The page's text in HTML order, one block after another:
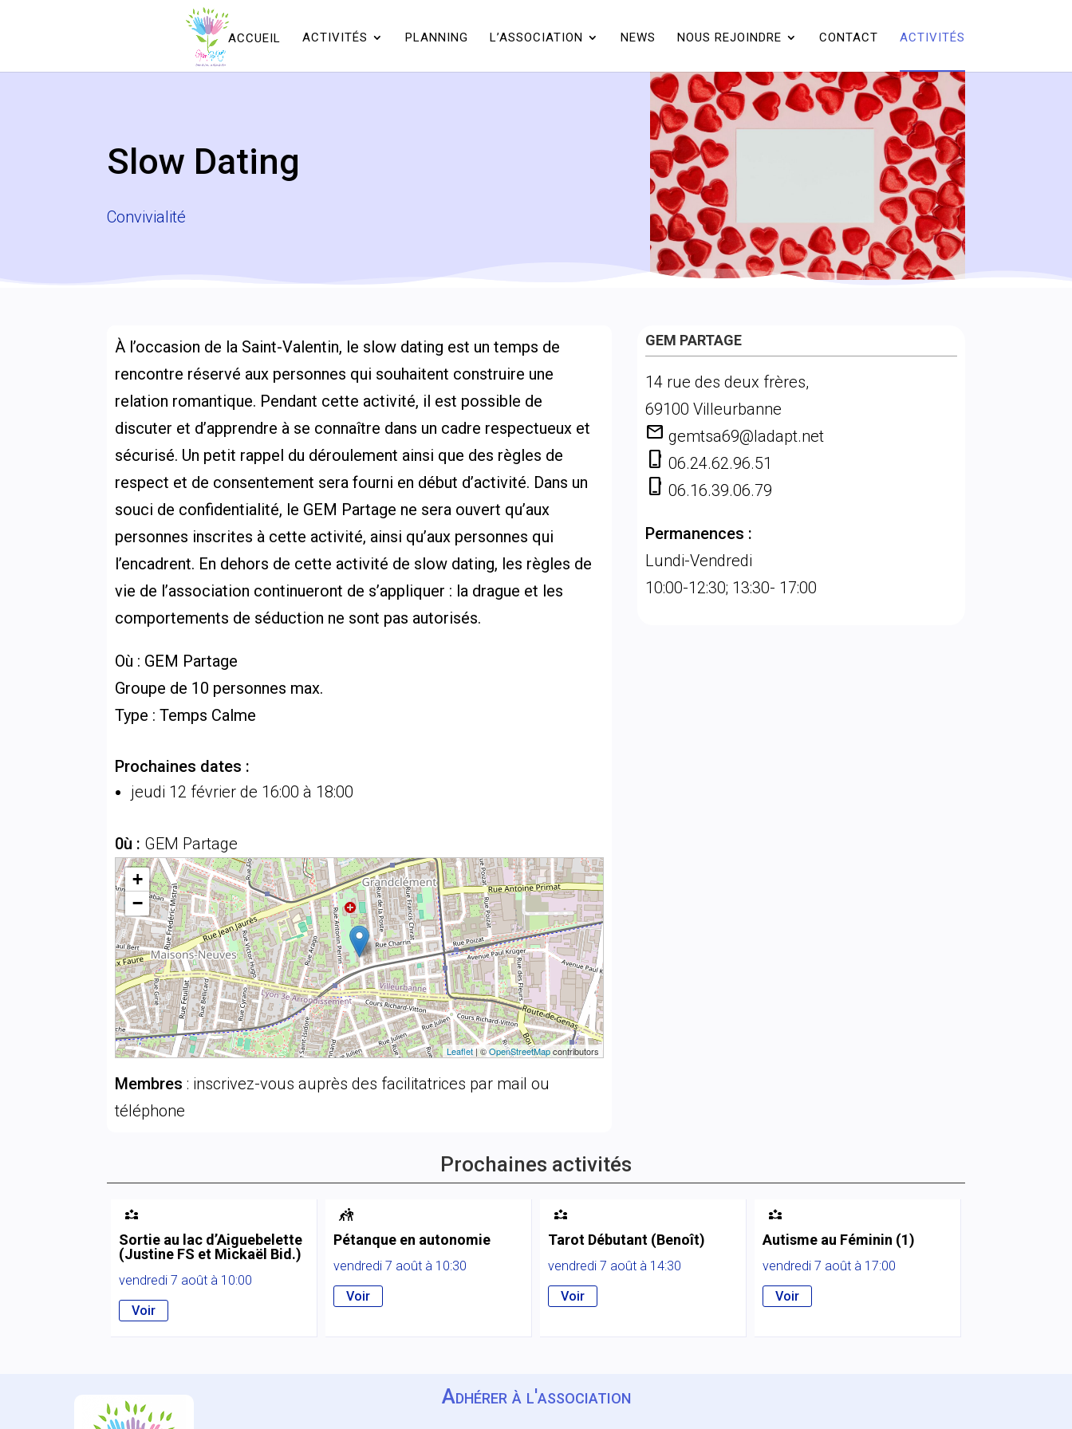
ACCUEIL ACTIVITÉS PLANNING L’ASSOCIATION NEWS NOUS REJOINDRE CONTACT ACTIVITÉS
Slow Dating
Convivialité
À l’occasion de la Saint-Valentin, le slow dating est un temps de
rencontre réservé aux personnes qui souhaitent construire une
relation romantique. Pendant cette activité, il est possible de
discuter et d’apprendre à se connaître dans un cadre respectueux et
sécurisé. Un petit rappel du déroulement ainsi que des règles de
respect et de consentement sera fourni en début d’activité. Dans un
souci de confidentialité, le GEM Partage ne sera ouvert qu’aux
personnes inscrites à cette activité, ainsi qu’aux personnes qui
l’encadrent. En dehors de cette activité de slow dating, les règles de
vie de l’association continueront de s’appliquer : la drague et les
comportements de séduction ne sont pas autorisés.
Où : GEM Partage
Groupe de 10 personnes max.
Type : Temps Calme
Prochaines dates :
jeudi 12 février de 16:00 à 18:00
0ù : GEM Partage
+
−
Leaflet| ©OpenStreetMapcontributors
Membres : inscrivez-vous auprès des facilitatrices par mail ou
téléphone
GEM PARTAGE
14 rue des deux frères,
69100 Villeurbanne
mail gemtsa69@ladapt.net
phone_iphone 06.24.62.96.51
phone_iphone 06.16.39.06.79
Permanences :
Lundi-Vendredi
10:00-12:30; 13:30- 17:00
Prochaines activités

Sortie au lac d’Aiguebelette
(Justine FS et Mickaël Bid.)
vendredi 7 août à 10:00
Voir

Pétanque en autonomie
vendredi 7 août à 10:30
Voir

Tarot Débutant (Benoît)
vendredi 7 août à 14:30
Voir

Autisme au Féminin (1)
vendredi 7 août à 17:00
Voir
Adhérer à l'association